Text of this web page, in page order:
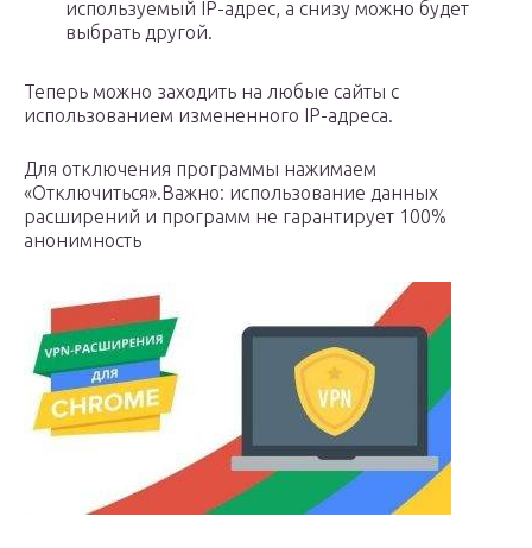
используемый IP-адрес, а снизу можно будет
выбрать другой.
Теперь можно заходить на любые сайты с
использованием измененного IP-адреса.
Для отключения программы нажимаем
«Отключиться».Важно: использование данных
расширений и программ не гарантирует 100%
анонимность